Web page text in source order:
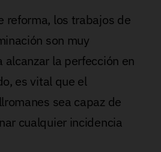
reforma, los trabajos de
son muy
alcanzar la perfección en
es vital que el
sea capaz de
cualquier incidencia